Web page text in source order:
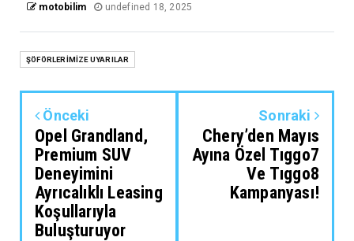
motobilim undefined 18, 2025
ŞÖFÖRLERİMİZE UYARILAR
Önceki
Opel Grandland,
Premium SUV
Deneyimini
Ayrıcalıklı Leasing
Koşullarıyla
Buluşturuyor
Sonraki
Chery’den Mayıs
Ayına Özel Tıggo7
Ve Tıggo8
Kampanyası!